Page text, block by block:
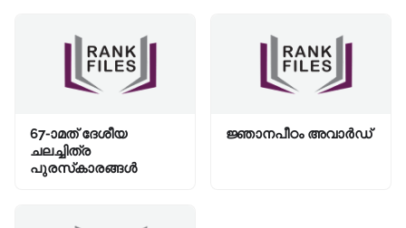
67-ാമത് ദേശീയ
ചലച്ചിത്ര
പുരസ്‌കാരങ്ങള്‍
ജ്ഞാനപീഠം അവാർഡ്